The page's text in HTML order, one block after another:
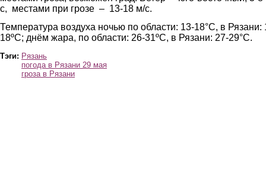
с, местами при грозе – 13-18 м/с.
Температура воздуха ночью по области: 13-18°С, в Рязани:
18ºС; днём жара, по области: 26-31ºС, в Рязани: 27-29°С.
Тэги: Рязань
погода в Рязани 29 мая
гроза в Рязани